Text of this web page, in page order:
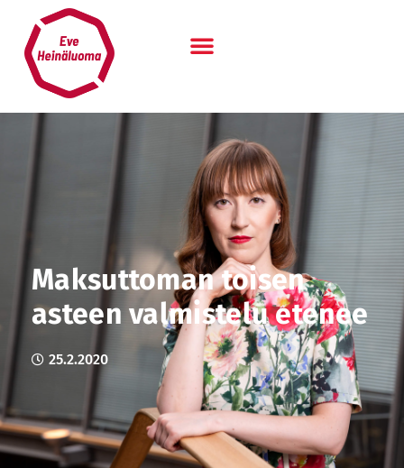
sisältöön
Maksuttoman toisen
asteen valmistelu etenee
25.2.2020